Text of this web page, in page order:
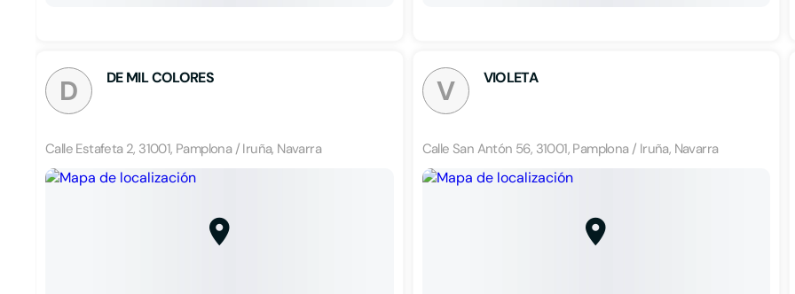
D DE MIL COLORES
Calle Estafeta 2, 31001, Pamplona / Iruña, Navarra
V VIOLETA
Calle San Antón 56, 31001, Pamplona / Iruña, Navarra